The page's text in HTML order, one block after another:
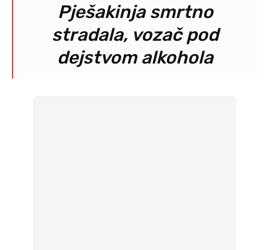
Pješakinja smrtno
stradala, vozač pod
dejstvom alkohola